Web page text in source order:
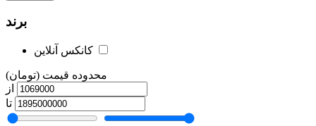
برند
محدوده قیمت (تومان)
از
تا